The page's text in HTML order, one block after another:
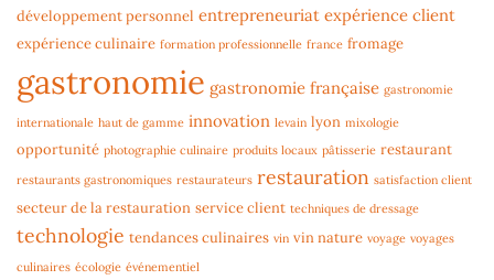
développement personnel entrepreneuriat expérience client
expérience culinaire formation professionnelle france fromage
gastronomie gastronomie française gastronomie
internationale haut de gamme innovation levain lyon mixologie
opportunité photographie culinaire produits locaux pâtisserie restaurant
restaurants gastronomiques restaurateurs restauration satisfaction client
secteur de la restauration service client techniques de dressage
technologie tendances culinaires vin vin nature voyage voyages
culinaires écologie événementiel